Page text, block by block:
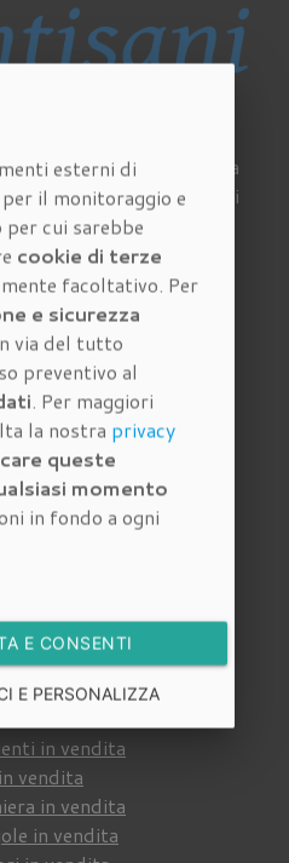
a Firenze si occupa
e affitto di immobili
fiorentina.
con noi Newsletter
27/A Firenze
6159
in vendita
in venditadella nostra
a Firenze:
in vendita
vendita
in vendita
in vendita
esterni di
il monitoraggio e
cui sarebbe
cookie di terze
facoltativo. Per
e sicurezza
via del tutto
preventivo al
. Per maggiori
la nostra privacy
queste
momento
in fondo a ogni
E CONSENTI
E PERSONALIZZA